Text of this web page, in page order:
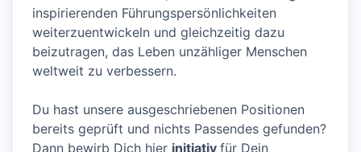
inspirierenden Führungspersönlichkeiten
weiterzuentwickeln und gleichzeitig dazu
beizutragen, das Leben unzähliger Menschen
weltweit zu verbessern.
Du hast unsere ausgeschriebenen Positionen
bereits geprüft und nichts Passendes gefunden?
Dann bewirb Dich hier initiativ für Dein